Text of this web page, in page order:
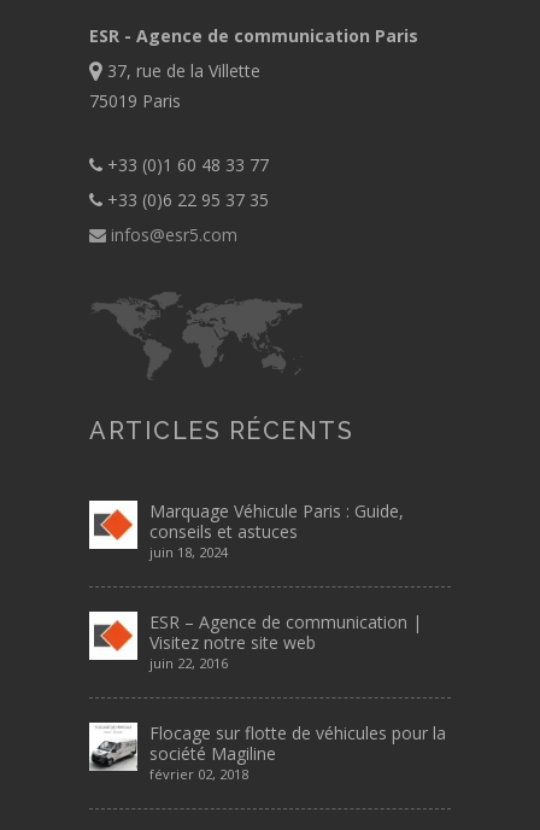
ESR - Agence de communication Paris
37, rue de la Villette
75019 Paris
+33 (0)1 60 48 33 77
+33 (0)6 22 95 37 35
infos@esr5.com
ARTICLES RÉCENTS
Marquage Véhicule Paris : Guide,
conseils et astuces
juin 18, 2024
ESR – Agence de communication |
Visitez notre site web
juin 22, 2016
Flocage sur flotte de véhicules pour la
société Magiline
février 02, 2018